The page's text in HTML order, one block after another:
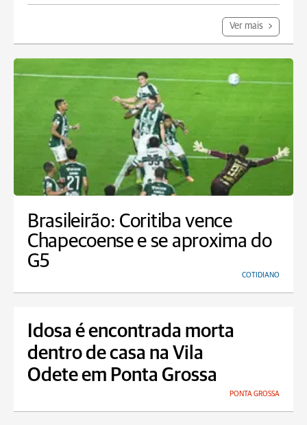
Ver mais
Brasileirão: Coritiba vence
Chapecoense e se aproxima do
G5
COTIDIANO
Idosa é encontrada morta
dentro de casa na Vila
Odete em Ponta Grossa
PONTA GROSSA